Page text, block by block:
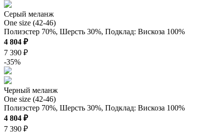
Серый меланж
One size (42-46)
Полиэстер 70%, Шерсть 30%, Подклад: Вискоза 100%
4 804 ₽
7 390 ₽
-35%
Черный меланж
One size (42-46)
Полиэстер 70%, Шерсть 30%, Подклад: Вискоза 100%
4 804 ₽
7 390 ₽